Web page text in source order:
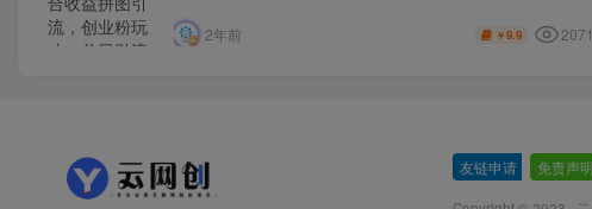
2年前 ￥9.9 2071
友链申请 免责声明